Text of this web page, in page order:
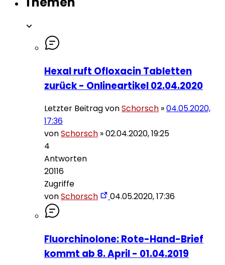
Hexal ruft Ofloxacin Tabletten
zurück - Onlineartikel 02.04.2020
Letzter Beitrag vonSchorsch »04.05.2020,
17:36
vonSchorsch »02.04.2020, 19:25
4
Antworten
20116
Zugriffe
vonSchorsch 04.05.2020, 17:36
Fluorchinolone: Rote-Hand-Brief
kommt ab 8. April - 01.04.2019